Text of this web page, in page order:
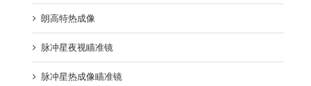
朗高特热成像
脉冲星夜视瞄准镜
脉冲星热成像瞄准镜